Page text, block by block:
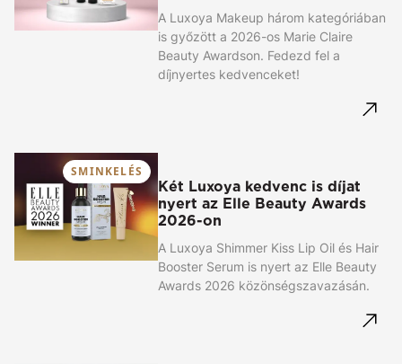
A Luxoya Makeup három kategóriában
is győzött a 2026-os Marie Claire
Beauty Awardson. Fedezd fel a
díjnyertes kedvenceket!
SMINKELÉS
Két Luxoya kedvenc is díjat
nyert az Elle Beauty Awards
2026-on
A Luxoya Shimmer Kiss Lip Oil és Hair
Booster Serum is nyert az Elle Beauty
Awards 2026 közönségszavazásán.